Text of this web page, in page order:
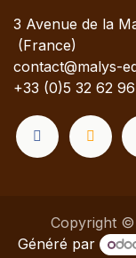
3 Avenue de la
(France)
contact@malys-
+33 (0)5 32 62
Copyright ©
Généré par